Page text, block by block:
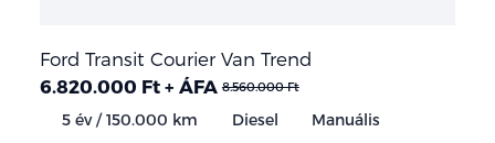
Ford Transit Courier Van Trend
6.820.000 Ft + ÁFA 8.560.000 Ft
5 év / 150.000 km Diesel
Manuális